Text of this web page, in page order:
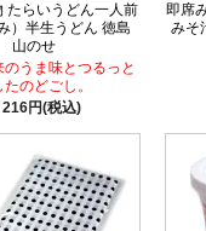
たらいうどん一人前
）半生うどん 徳島
山のせ
のうま味とつるっと
たのどごし。
216円(税込)
即席
みそ